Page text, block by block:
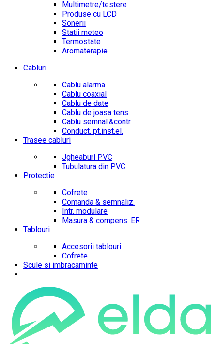
Multimetre/testere
Produse cu LCD
Sonerii
Statii meteo
Termostate
Aromaterapie
Cabluri
Cablu alarma
Cablu coaxial
Cablu de date
Cablu de joasa tens.
Cablu semnal.&contr.
Conduct. pt.inst.el.
Trasee cabluri
Jgheaburi PVC
Tubulatura din PVC
Protectie
Cofrete
Comanda & semnaliz.
Intr. modulare
Masura & compens. ER
Tablouri
Accesorii tablouri
Cofrete
Scule si imbracaminte